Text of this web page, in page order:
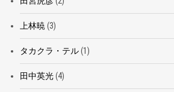
上林暁 (3)
タカクラ・テル(1)
田中英光(4)